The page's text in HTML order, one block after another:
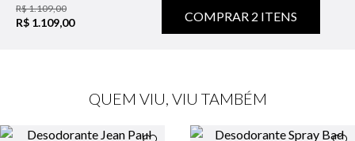
R$ 1.109,00
R$ 1.109,00 COMPRAR 2 ITENS
QUEM VIU, VIU TAMBÉM